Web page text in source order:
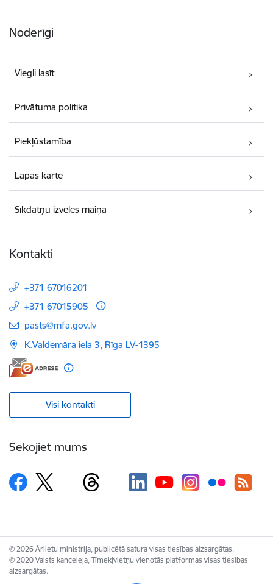
Noderīgi
Viegli lasīt
Privātuma politika
Piekļūstamība
Lapas karte
Sīkdatņu izvēles maiņa
Kontakti
+371 67016201
+371 67015905
E-pasts:
pasts@mfa.gov.lv
K.Valdemāra iela 3, Rīga LV-1395
Visi kontakti
Sekojiet mums
© 2026 Ārlietu ministrija, publicētā satura visas tiesības aizsargātas.
© 2020 Valsts kanceleja, Tīmekļvietņu vienotās platformas visas tiesības
aizsargātas.